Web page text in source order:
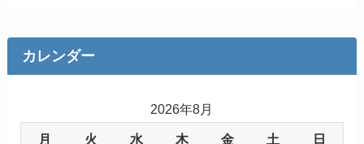
カレンダー
2026年8月
月 火 水 木 金 土 日